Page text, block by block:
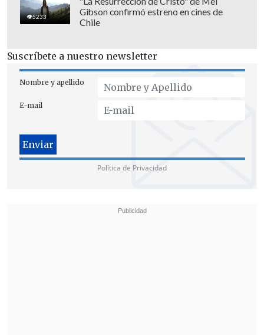
5233
Gibson confirmó estreno en cines de
Chile
Suscríbete a nuestro newsletter
Nombre y apellido
E-mail
Política de Privacidad